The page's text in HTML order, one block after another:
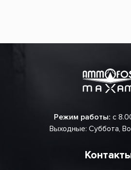
Режим работы: с
Выходные: Суббота,